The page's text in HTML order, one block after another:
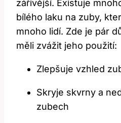
zářivější.⁣ Existuje
bílého laku na zuby,
‌mnoho lidí. Zde je pár‌
měli zvážit jeho ⁣použití:
Zlepšuje vzhled
Skryje skvrny a
zubech